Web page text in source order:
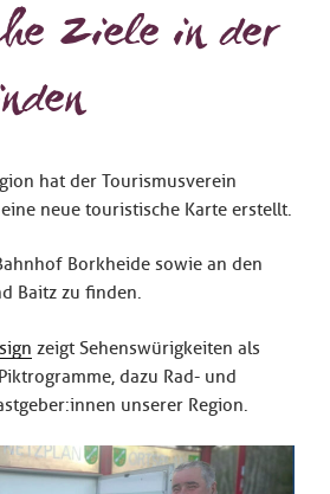
Ziele in der
hat der Tourismusverein
neue touristische Karte erstellt.
Borkheide sowie an den
Baitz zu finden.
zeigt Sehenswürigkeiten als
dazu Rad- und
unserer Region.